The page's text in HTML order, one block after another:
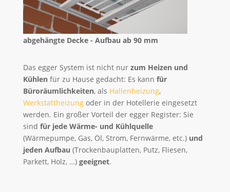
abgehängte Decke - Aufbau ab 90 mm
Das egger System ist nicht nur zum Heizen und
Kühlen für zu Hause gedacht: Es kann für
Büroräumlichkeiten, als Hallenheizung,
Werkstattheizungoder in der Hotellerie eingesetzt
werden. Ein großer Vorteil der egger Register: Sie
sind für jede Wärme- und Kühlquelle
(Wärmepumpe, Gas, Öl, Strom, Fernwärme, etc.) und
jeden Aufbau (Trockenbauplatten, Putz, Fliesen,
Parkett, Holz, …) geeignet.